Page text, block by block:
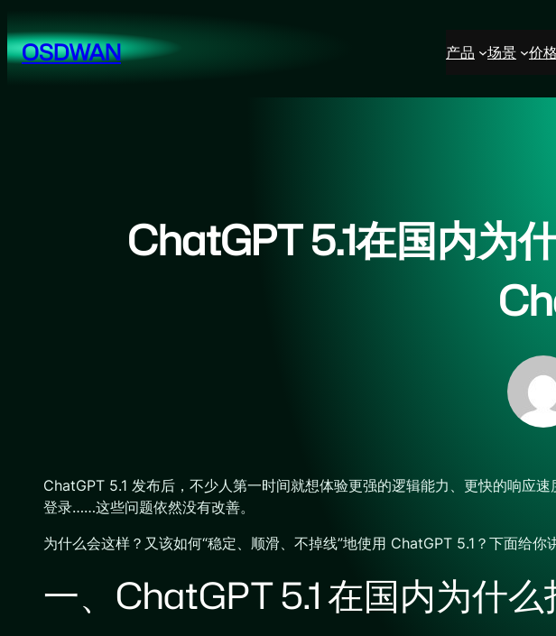
至
内OSDWAN 产品 场景 价格
ChatGPT 5.1在国内为
ChatGPT 5.1 发布后，不少人第一时间就想体验更强的逻辑能力、更快的响应
登录……这些问题依然没有改善。
为什么会这样？又该如何“稳定、顺滑、不掉线”地使用 ChatGPT 5.1？下面给你
一、ChatGPT 5.1 在国内为什么